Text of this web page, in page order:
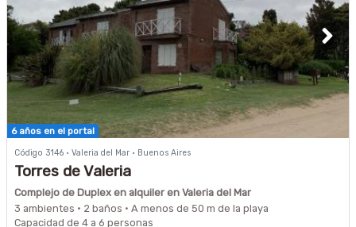
6 años en el portal
Código 3146 · Valeria del Mar · Buenos Aires
Torres de Valeria
Complejo de Duplex en alquiler en Valeria del Mar
3 ambientes · 2 baños · A menos de 50 m de la playa
Capacidad de 4 a 6 personas